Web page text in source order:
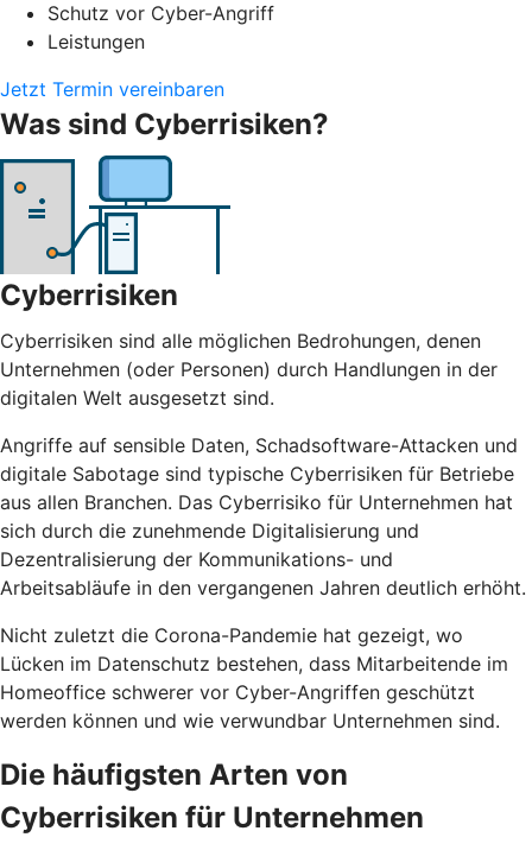
Schutz vor Cyber-Angriff
Leistungen
Jetzt Termin vereinbaren
Was sind Cyberrisiken?
Cyberrisiken
Cyberrisiken sind alle möglichen Bedrohungen, denen
Unternehmen (oder Personen) durch Handlungen in der
digitalen Welt ausgesetzt sind.
Angriffe auf sensible Daten, Schadsoftware-Attacken und
digitale Sabotage sind typische Cyberrisiken für Betriebe
aus allen Branchen. Das Cyberrisiko für Unternehmen hat
sich durch die zunehmende Digitalisierung und
Dezentralisierung der Kommunikations- und
Arbeitsabläufe in den vergangenen Jahren deutlich erhöht.
Nicht zuletzt die Corona-Pandemie hat gezeigt, wo
Lücken im Datenschutz bestehen, dass Mitarbeitende im
Homeoffice schwerer vor Cyber-Angriffen geschützt
werden können und wie verwundbar Unternehmen sind.
Die häufigsten Arten von
Cyberrisiken für Unternehmen